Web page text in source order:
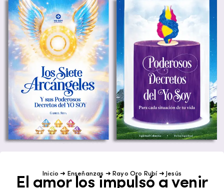
Inicio ➜ Enseñanzas ➜ Rayo Oro Rubí➜ Jesús
El amor los impulsó a venir